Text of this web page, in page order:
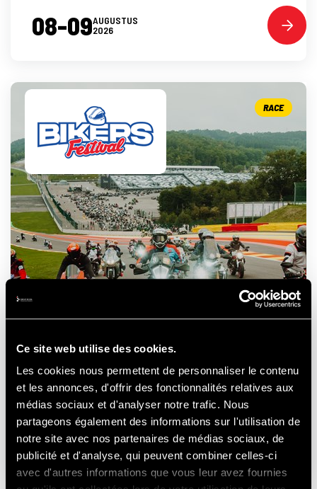
Ce site web utilise des cookies.
Les cookies nous permettent de personnaliser le contenu
et les annonces, d'offrir des fonctionnalités relatives aux
médias sociaux et d'analyser notre trafic. Nous
partageons également des informations sur l'utilisation de
notre site avec nos partenaires de médias sociaux, de
publicité et d'analyse, qui peuvent combiner celles-ci
avec d'autres informations que vous leur avez fournies
08-09AUGUSTUS
2026
BIKERS' FESTIVAL
RACE
15-16AUGUSTUS
2026